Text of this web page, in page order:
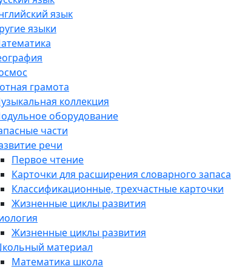
язык
языки
грамота
коллекция
оборудование
части
речи
Первое чтение
Карточки для расширения словарного запаса
Классификационные, трехчастные карточки
Жизненные циклы развития
Жизненные циклы развития
материал
Математика школа